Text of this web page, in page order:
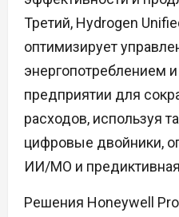
Третий, Hydrogen
оптимизирует
энергопотреблением
предприятии для
расходов, используя
цифровые двойники,
ИИ/МО и предиктивная
Решения Honeywell